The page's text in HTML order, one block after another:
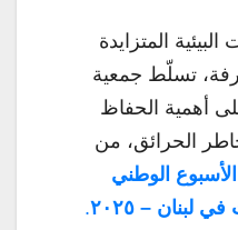
المتزايدة
تسلّط جمعية
أهمية الحفاظ
الحرائق، من
الأسبوع الوطني
لبنان – ٢٠٢٥
.